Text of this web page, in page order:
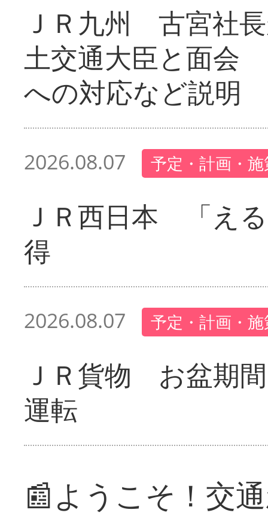
ＪＲ九州 古宮社
土交通大臣と面会
への対応など説明
2026.08.07 予定・計画・
ＪＲ西日本 「え
得
2026.08.07 予定・計画・
ＪＲ貨物 お盆期
運転
📰ようこそ！交